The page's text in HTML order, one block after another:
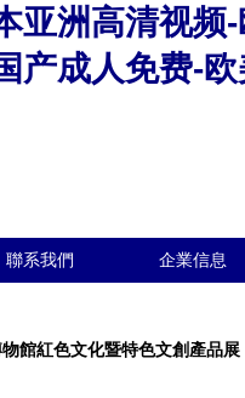
亚洲高清视
产成人免费-
聯系我們 企業信息
館紅色文化暨特色文創產品展